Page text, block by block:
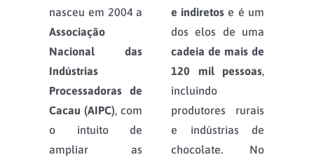
nasceu em 2004 a
Associação
Nacional das
Indústrias
Processadoras de
Cacau (AIPC), com
o intuito de
ampliar as
e indiretos e é um
dos elos de uma
cadeia de mais de
120 mil pessoas,
incluindo
produtores rurais
e indústrias de
chocolate. No